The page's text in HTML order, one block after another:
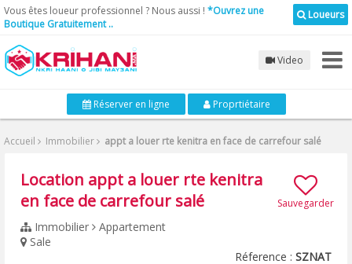
Loueurs
Vous êtes loueur professionnel ? Nous aussi ! *Ouvrez une
Boutique Gratuitement ..
Video
Réserver en ligne Proprtiétaire
Accueil Immobilier appt a louer rte kenitra en face de carrefour salé
Sauvegarder
Location appt a louer rte kenitra
en face de carrefour salé
Immobilier Appartement
Sale
Réference : SZNAT